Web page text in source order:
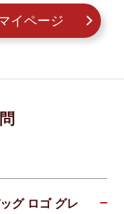
イページ
グ ロゴ グレ